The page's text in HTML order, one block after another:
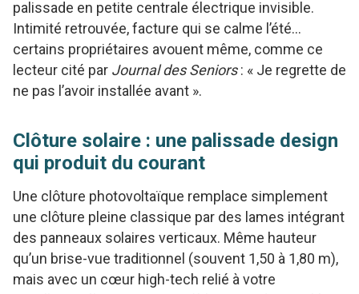
palissade en petite centrale électrique invisible.
Intimité retrouvée, facture qui se calme l’été…
certains propriétaires avouent même, comme ce
lecteur cité par Journal des Seniors: « Je regrette de
ne pas l’avoir installée avant ».
Clôture solaire : une palissade design
qui produit du courant
Une clôture photovoltaïque remplace simplement
une clôture pleine classique par des lames intégrant
des panneaux solaires verticaux. Même hauteur
qu’un brise-vue traditionnel (souvent 1,50 à 1,80 m),
mais avec un cœur high-tech relié à votre